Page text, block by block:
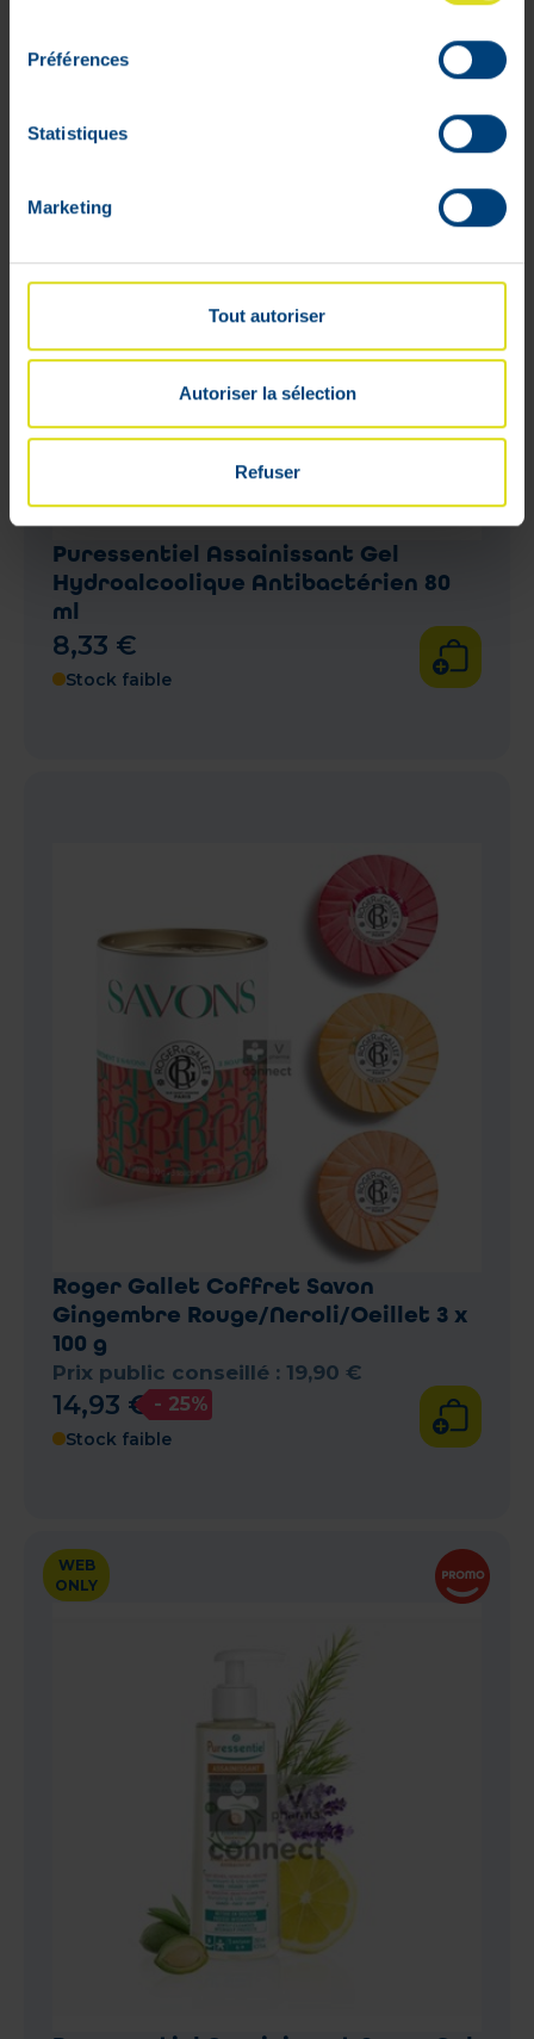
Préférences
Statistiques
Marketing
Tout autoriser
Autoriser la sélection
Refuser
Puressentiel Assainissant Gel
Hydroalcoolique Antibactérien 80
ml
8,33 €
Stock faible
Roger Gallet Coffret Savon
Gingembre Rouge/Neroli/Oeillet 3 x
100 g
Prix public conseillé : 19,90 €
14,93 € - 25%
Stock faible
WEB
ONLY